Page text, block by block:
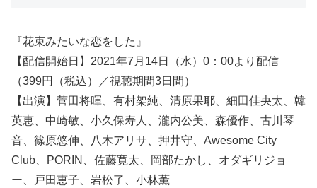
『花束みたいな恋をした』
【配信開始日】2021年7月14日（水）0：00より配信
（399円（税込）／視聴期間3日間）
【出演】菅田将暉、有村架純、清原果耶、細田佳央太、韓
英恵、中崎敏、小久保寿人、瀧内公美、森優作、古川琴
音、篠原悠伸、八木アリサ、押井守、Awesome City
Club、PORIN、佐藤寛太、岡部たかし、オダギリジョ
ー、戸田恵子、岩松了、小林薫